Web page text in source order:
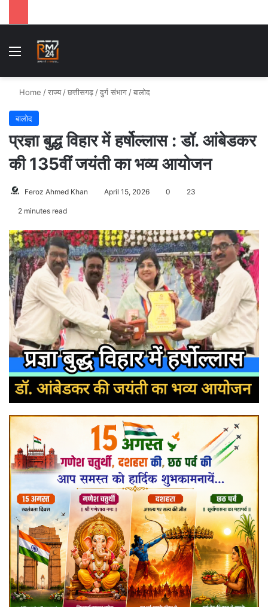
Menu
Home /राज्य /छत्तीसगढ़ /दुर्ग संभाग /बालोद
बालोद
प्रज्ञा बुद्ध विहार में हर्षोल्लास : डॉ. आंबेडकर
की 135वीं जयंती का भव्य आयोजन
Feroz Ahmed Khan April 15, 2026 0 23
2 minutes read